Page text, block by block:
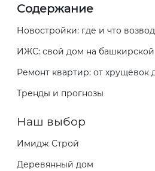
Содержание
Новостройки: где и что
ИЖС: свой дом на
Ремонт квартир: от хрущёвок
Тренды и прогнозы
Наш выбор
Имидж Строй
Деревянный дом